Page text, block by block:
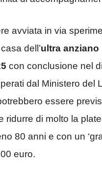
avviata in via
dell’ultra
con conclusione nel
dal Ministero
essere
ridurre di molto la
80 anni e con un
euro.